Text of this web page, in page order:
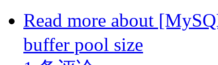
Read more about
buffer pool size